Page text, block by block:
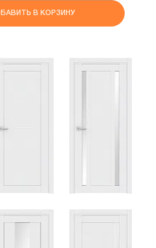
В КОРЗИНУ